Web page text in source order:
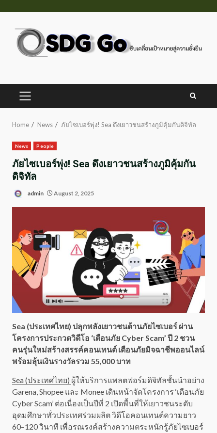
content
PRIMARY
Home News ภัยไซเบอร์พุ่ง! Sea ดึงเยาวชนสร้างภูมิคุ้มกันดิจิทัล
News People
ภัยไซเบอร์พุ่ง! Sea ดึงเยาวชนสร้างภูมิคุ้มกัน
ดิจิทัล
admin August 2, 2025
Sea (ประเทศไทย) ปลุกพลังเยาวชนต้านภัยไซเบอร์ ผ่าน
โครงการประกวดวิดีโอ ‘เตือนภัย Cyber Scam’ ปี 2 ชวน
คนรุ่นใหม่สร้างสรรค์คอนเทนต์ เตือนภัยมิจฉาชีพออนไลน์
พร้อมลุ้นเงินรางวัลรวม 55,000 บาท
Sea (ประเทศไทย) ผู้ให้บริการแพลตฟอร์มดิจิทัลชั้นนำอย่าง
Garena, Shopee และ Monee เดินหน้าจัดโครงการ ‘เตือนภัย
Cyber Scam’ ต่อเนื่องเป็นปีที่ 2 เปิดพื้นที่ให้เยาวชนระดับ
อุดมศึกษาทั่วประเทศร่วมผลิต วิดีโอคอนเทนต์ความยาว
60–120 วินาที เพื่อรณรงค์สร้างความตระหนักรู้ภัยไซเบอร์